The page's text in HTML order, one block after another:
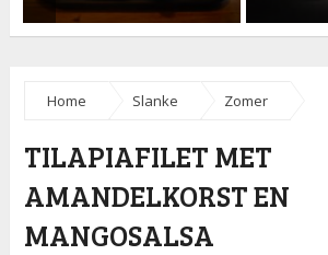
Home Slanke Zomer
TILAPIAFILET MET
AMANDELKORST EN
MANGOSALSA